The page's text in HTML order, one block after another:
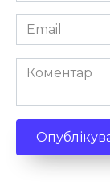
Email
*
Коментар